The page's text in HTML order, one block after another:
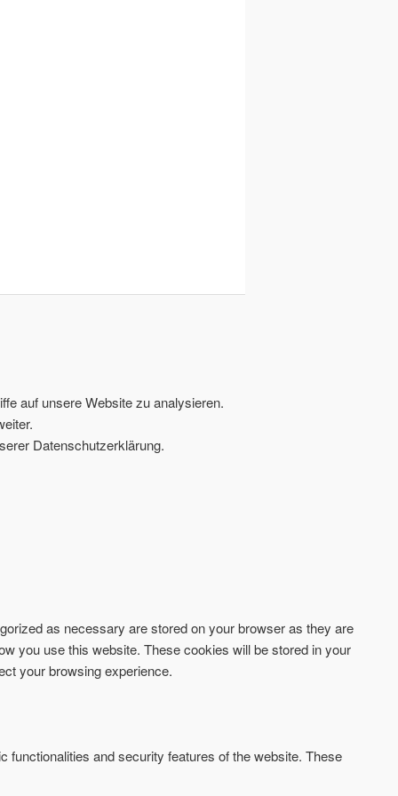
auf unsere Website zu analysieren.
Datenschutzerklärung.
as necessary are stored on your browser as they are
you use this website. These cookies will be stored in your
your browsing experience.
and security features of the website. These